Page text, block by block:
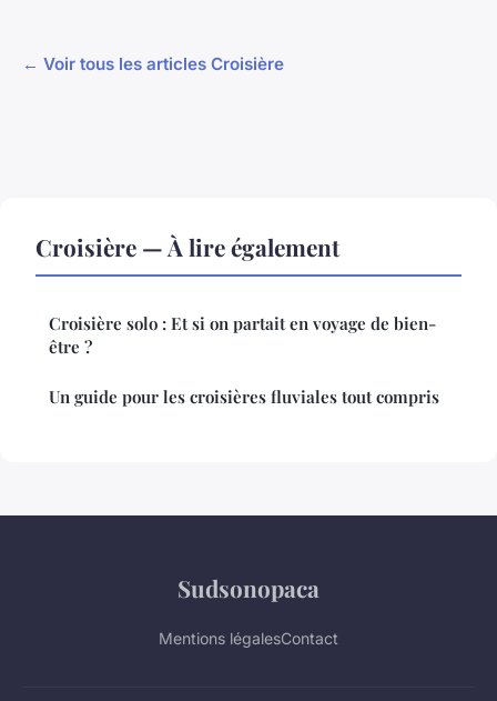
← Voir tous les articles Croisière
Croisière — À lire également
Croisière solo : Et si on partait en voyage de bien-
être ?
Un guide pour les croisières fluviales tout compris
Sudsonopaca
Mentions légalesContact